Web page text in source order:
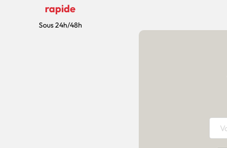
rapide
Sous 24h/48h